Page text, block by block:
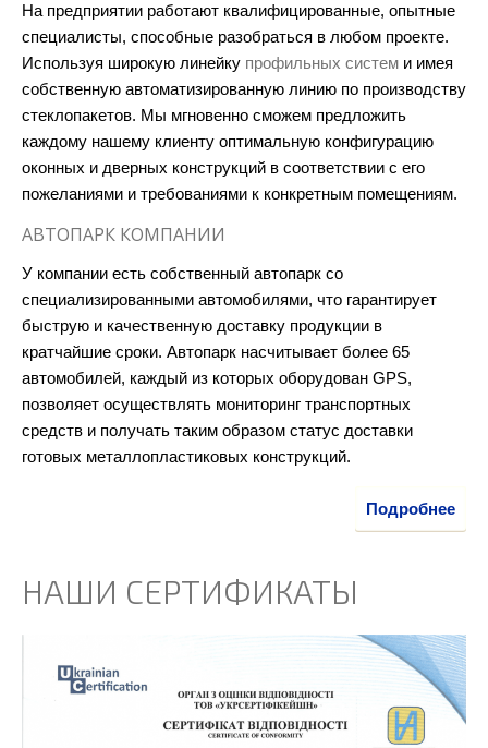
На предприятии работают квалифицированные, опытные
специалисты, способные разобраться в любом проекте.
Используя широкую линейку профильных систем и имея
собственную автоматизированную линию по производству
стеклопакетов. Мы мгновенно сможем предложить
каждому нашему клиенту оптимальную конфигурацию
оконных и дверных конструкций в соответствии с его
пожеланиями и требованиями к конкретным помещениям.
АВТОПАРК КОМПАНИИ
У компании есть собственный автопарк со
специализированными автомобилями, что гарантирует
быструю и качественную доставку продукции в
кратчайшие сроки. Автопарк насчитывает более 65
автомобилей, каждый из которых оборудован GPS,
позволяет осуществлять мониторинг транспортных
средств и получать таким образом статус доставки
готовых металлопластиковых конструкций.
Подробнее
НАШИ СЕРТИФИКАТЫ